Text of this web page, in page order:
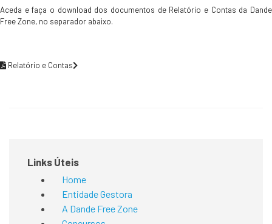
Aceda e faça o download dos documentos de Relatório e Contas da Dande
Free Zone, no separador abaixo.
Relatório e Contas
Links Úteis
Home
Entidade Gestora
A Dande Free Zone